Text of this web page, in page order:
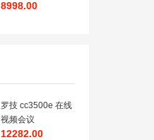
年整机有限上门保
器 杀病毒细菌 除甲
8998.00
罗技 cc3500e 在线
视频会议
12282.00